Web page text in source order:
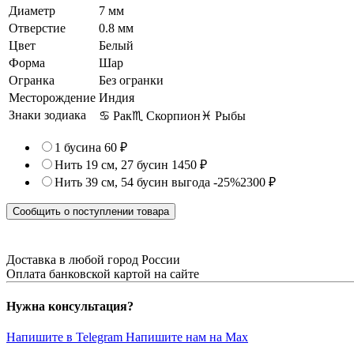
Диаметр
7 мм
Отверстие
0.8 мм
Цвет
Белый
Форма
Шар
Огранка
Без огранки
Месторождение Индия
Знаки зодиака
♋ Рак♏ Скорпион♓ Рыбы
1 бусина 60 ₽
Нить 19 см, 27 бусин 1450 ₽
Нить 39 см, 54 бусин выгода -25%2300 ₽
Сообщить о поступлении товара
Доставка в любой город России
Оплата банковской картой на сайте
Нужна консультация?
Напишите в Telegram Напишите нам на Max